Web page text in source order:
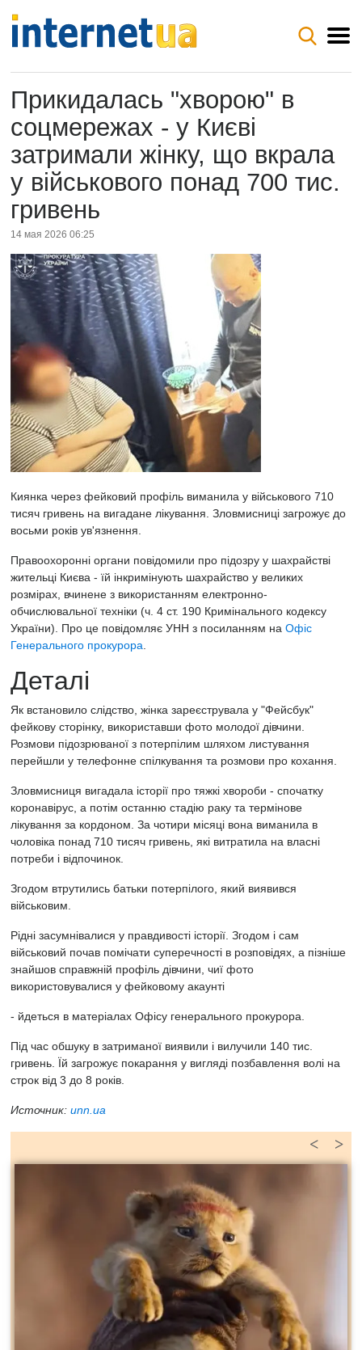
Прикидалась "хворою" в
соцмережах - у Києві
затримали жінку, що вкрала
у військового понад 700 тис.
гривень
14 мая 2026 06:25
Киянка через фейковий профіль виманила у військового 710
тисяч гривень на вигадане лікування. Зловмисниці загрожує до
восьми років ув'язнення.
Правоохоронні органи повідомили про підозру у шахрайстві
жительці Києва - їй інкримінують шахрайство у великих
розмірах, вчинене з використанням електронно-
обчислювальної техніки (ч. 4 ст. 190 Кримінального кодексу
України). Про це повідомляє УНН з посиланням на Офіс
Генерального прокурора
Деталі
Як встановило слідство, жінка зареєструвала у "Фейсбук"
фейкову сторінку, використавши фото молодої дівчини.
Розмови підозрюваної з потерпілим шляхом листування
перейшли у телефонне спілкування та розмови про кохання.
Зловмисниця вигадала історії про тяжкі хвороби - спочатку
коронавірус, а потім останню стадію раку та термінове
лікування за кордоном. За чотири місяці вона виманила в
чоловіка понад 710 тисяч гривень, які витратила на власні
потреби і відпочинок.
Згодом втрутились батьки потерпілого, який виявився
військовим.
Рідні засумнівалися у правдивості історії. Згодом і сам
військовий почав помічати суперечності в розповідях, а пізніше
знайшов справжній профіль дівчини, чиї фото
використовувалися у фейковому акаунті
- йдеться в матеріалах Офісу генерального прокурора.
Під час обшуку в затриманої виявили і вилучили 140 тис.
гривень. Їй загрожує покарання у вигляді позбавлення волі на
строк від 3 до 8 років.
Источник: unn.ua
>
<